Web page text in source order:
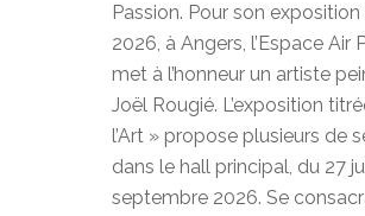
Passion. Pour son
2026, à Angers, l’Espace Air
met à l’honneur un artiste
Joël Rougié. L’exposition
l’Art » propose plusieurs de
dans le hall principal, du 27
septembre 2026. Se